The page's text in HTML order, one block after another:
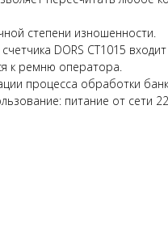
степени изношенности.
DORS CT1015
к ремню оператора.
процесса обработки
питание от сети